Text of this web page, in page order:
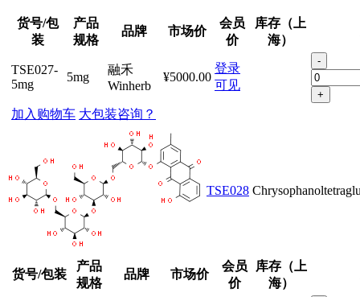
货号/包
装
产品
规格
品牌 市场价
会员
价
库存（上
海）
TSE027-
5mg
5mg
融禾
Winherb
¥5000.00
登录
可见
-
+
加入购物车 大包装咨询？
TSE028
货号/包装
产品
规格
品牌 市场价
会员
价
库存（上
海）